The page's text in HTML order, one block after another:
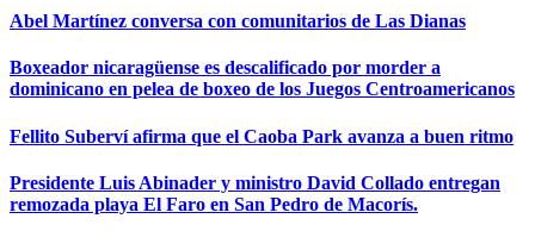
Abel Martínez conversa con comunitarios de Las Dianas
Boxeador nicaragüense es descalificado por morder a
dominicano en pelea de boxeo de los Juegos Centroamericanos
Fellito Suberví afirma que el Caoba Park avanza a buen ritmo
Presidente Luis Abinader y ministro David Collado entregan
remozada playa El Faro en San Pedro de Macorís.